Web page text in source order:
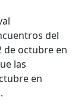
del
de octubre en
las
en